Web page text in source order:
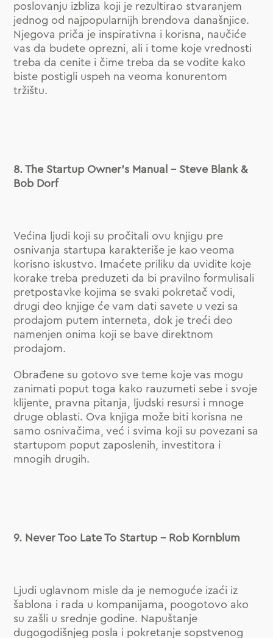
poslovanju izbliza koji je rezultirao stvaranjem
jednog od najpopularnijh brendova današnjice.
Njegova priča je inspirativna i korisna, naučiće
vas da budete oprezni, ali i tome koje vrednosti
treba da cenite i čime treba da se vodite kako
biste postigli uspeh na veoma konurentom
tržištu.
8. The Startup Owner’s Manual – Steve Blank &
Bob Dorf
Većina ljudi koji su pročitali ovu knjigu pre
osnivanja startupa karakteriše je kao veoma
korisno iskustvo. Imaćete priliku da uvidite koje
korake treba preduzeti da bi pravilno formulisali
pretpostavke kojima se svaki pokretač vodi,
drugi deo knjige će vam dati savete u vezi sa
prodajom putem interneta, dok je treći deo
namenjen onima koji se bave direktnom
prodajom.
Obrađene su gotovo sve teme koje vas mogu
zanimati poput toga kako rauzumeti sebe i svoje
klijente, pravna pitanja, ljudski resursi i mnoge
druge oblasti. Ova knjiga može biti korisna ne
samo osnivačima, već i svima koji su povezani sa
startupom poput zaposlenih, investitora i
mnogih drugih.
9. Never Too Late To Startup – Rob Kornblum
Ljudi uglavnom misle da je nemoguće izaći iz
šablona i rada u kompanijama, poogotovo ako
su zašli u srednje godine. Napuštanje
dugogodišnjeg posla i pokretanje sopstvenog